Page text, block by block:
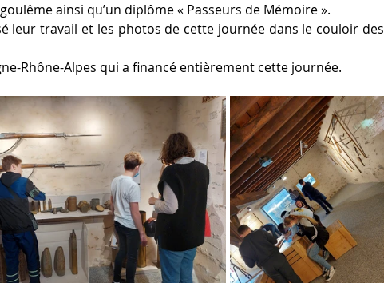
ainsi qu’un diplôme « Passeurs de Mémoire ».
leur travail et les photos de cette journée dans le couloir des
Rhône-Alpes qui a financé entièrement cette journée.